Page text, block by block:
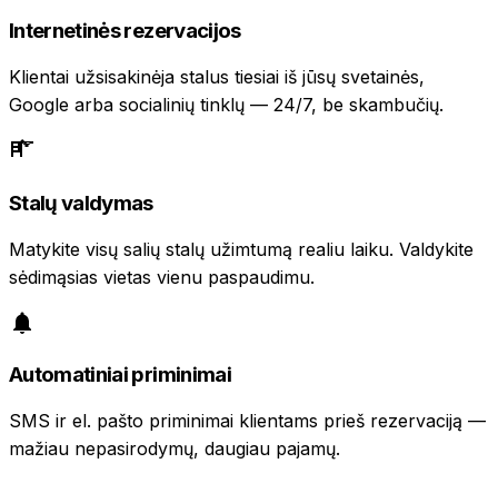
Internetinės rezervacijos
Klientai užsisakinėja stalus tiesiai iš jūsų svetainės,
Google arba socialinių tinklų — 24/7, be skambučių.
Stalų valdymas
Matykite visų salių stalų užimtumą realiu laiku. Valdykite
sėdimąsias vietas vienu paspaudimu.
Automatiniai priminimai
SMS ir el. pašto priminimai klientams prieš rezervaciją —
mažiau nepasirodymų, daugiau pajamų.